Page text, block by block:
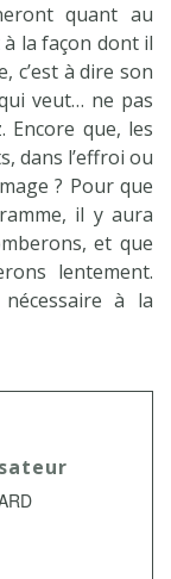
quant au
la façon dont il
c’est à dire son
veut… ne pas
que, les
dans l’effroi ou
? Pour que
il y aura
et que
lentement.
à la